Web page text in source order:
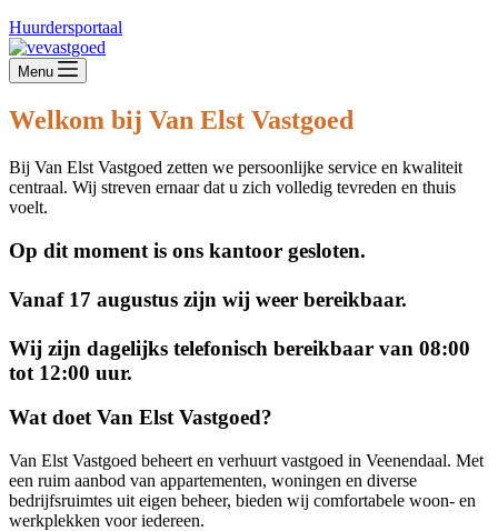
Huurdersportaal
Menu
Welkom bij Van Elst Vastgoed
Bij Van Elst Vastgoed zetten we persoonlijke service en kwaliteit
centraal. Wij streven ernaar dat u zich volledig tevreden en thuis
voelt.
Op dit moment is ons kantoor gesloten.
Vanaf 17 augustus zijn wij weer bereikbaar.
Wij zijn dagelijks telefonisch bereikbaar van 08:00
tot 12:00 uur.
Wat doet Van Elst Vastgoed?
Van Elst Vastgoed beheert en verhuurt vastgoed in Veenendaal. Met
een ruim aanbod van appartementen, woningen en diverse
bedrijfsruimtes uit eigen beheer, bieden wij comfortabele woon- en
werkplekken voor iedereen.